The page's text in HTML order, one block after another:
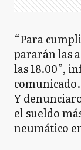
“Para
pararán las
las 18.00”,
comunicado.
Y
el sueldo
neumático